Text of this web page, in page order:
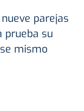
parejas
prueba su
mismo